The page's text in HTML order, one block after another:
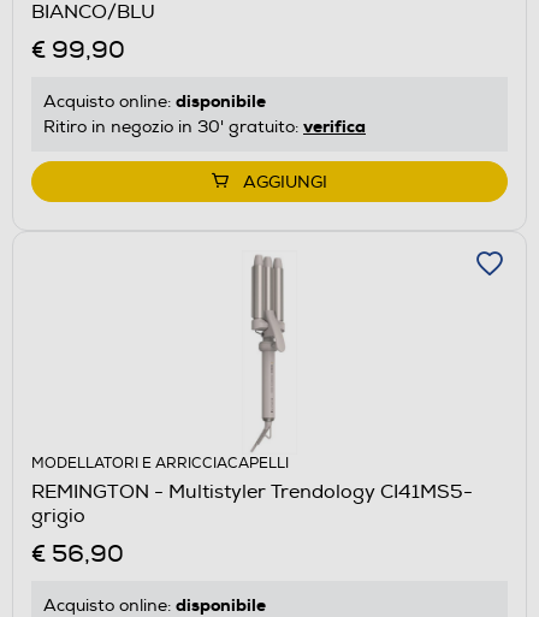
BIANCO/BLU
€ 99,90
Acquisto online: disponibile
Ritiro in negozio in 30' gratuito: verifica
AGGIUNGI
MODELLATORI E ARRICCIACAPELLI
REMINGTON - Multistyler Trendology CI41MS5-
grigio
€ 56,90
Acquisto online: disponibile